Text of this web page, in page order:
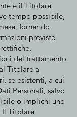
e il Titolare
tempo possibile,
fornendo
previste
del trattamento
Titolare a
se esistenti, a cui
Personali, salvo
o implichi uno
Il Titolare